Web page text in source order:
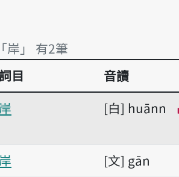
岸」 有2筆
岸」 有2筆
詞目 音讀
岸 白 huānn
岸 文 gān